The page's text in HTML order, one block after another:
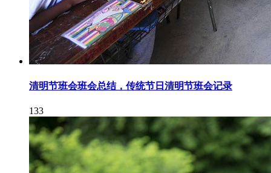
清明节班会班会总结，传统节日清明节班会记录
133